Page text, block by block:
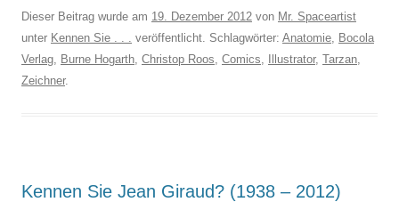
Dieser Beitrag wurde am 19. Dezember 2012 von Mr. Spaceartist
unter Kennen Sie . . . veröffentlicht. Schlagwörter: Anatomie, Bocola
Verlag, Burne Hogarth, Christop Roos, Comics, Illustrator, Tarzan,
Zeichner.
Kennen Sie Jean Giraud? (1938 – 2012)